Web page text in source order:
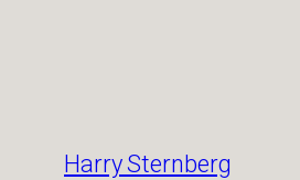
Harry Sternberg